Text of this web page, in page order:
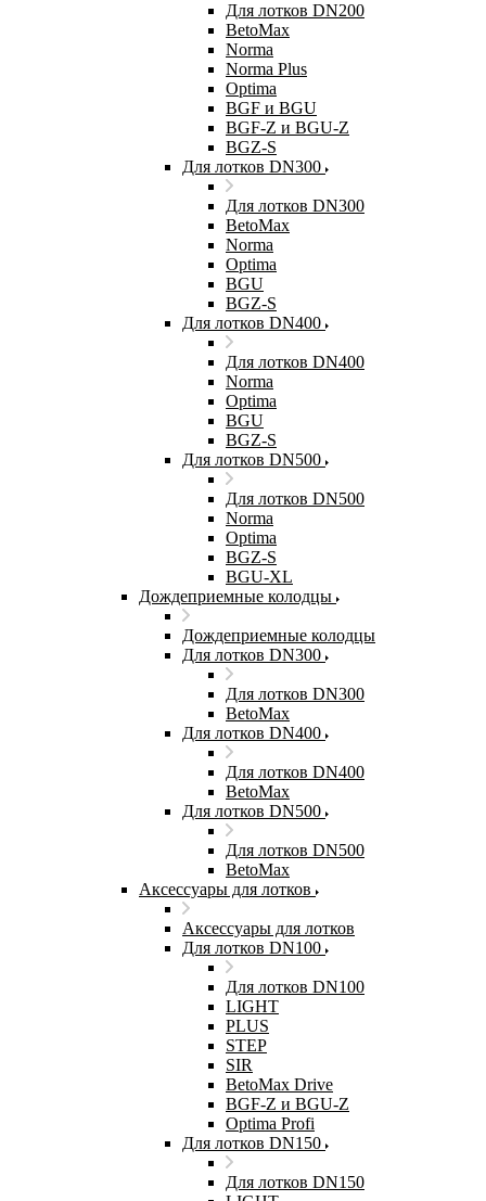
Для лотков DN200
BetoMax
Norma
Norma Plus
Optima
BGF и BGU
BGF-Z и BGU-Z
BGZ-S
Для лотков DN300
Для лотков DN300
BetoMax
Norma
Optima
BGU
BGZ-S
Для лотков DN400
Для лотков DN400
Norma
Optima
BGU
BGZ-S
Для лотков DN500
Для лотков DN500
Norma
Optima
BGZ-S
BGU-XL
Дождеприемные колодцы
Дождеприемные колодцы
Для лотков DN300
Для лотков DN300
BetoMax
Для лотков DN400
Для лотков DN400
BetoMax
Для лотков DN500
Для лотков DN500
BetoMax
Аксессуары для лотков
Аксессуары для лотков
Для лотков DN100
Для лотков DN100
LIGHT
PLUS
STEP
SIR
BetoMax Drive
BGF-Z и BGU-Z
Optima Profi
Для лотков DN150
Для лотков DN150